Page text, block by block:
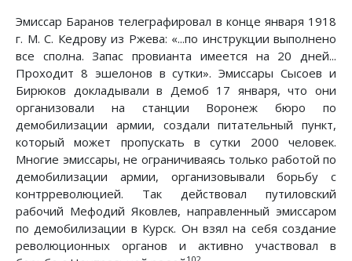
Эмиссар Баранов телеграфировал в конце января 1918
г. М. С. Кедрову из Ржева: «...по инструкции выполнено
все сполна. Запас провианта имеется на 20 дней...
Проходит 8 эшелонов в сутки». Эмиссары Сысоев и
Бирюков докладывали в Демоб 17 января, что они
организовали на станции Воронеж бюро по
демобилизации армии, создали питательный пункт,
который может пропускать в сутки 2000 человек.
Многие эмиссары, не ограничиваясь только работой по
демобилизации армии, организовывали борьбу с
контрреволюцией. Так действовал путиловский
рабочий Мефодий Яковлев, направленный эмиссаром
по демобилизации в Курск. Он взял на себя создание
революционных органов и активно участвовал в